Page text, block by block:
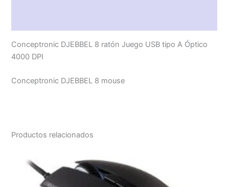
Conceptronic DJEBBEL 8 ratón Juego USB tipo A Óptico
4000 DPI
Conceptronic DJEBBEL 8 mouse
Productos relacionados